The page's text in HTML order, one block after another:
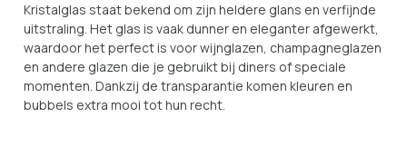
Kristalglas staat bekend om zijn heldere glans en verfijnde
uitstraling. Het glas is vaak dunner en eleganter afgewerkt,
waardoor het perfect is voor wijnglazen, champagneglazen
en andere glazen die je gebruikt bij diners of speciale
momenten. Dankzij de transparantie komen kleuren en
bubbels extra mooi tot hun recht.